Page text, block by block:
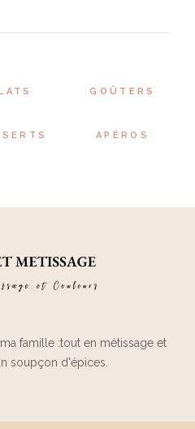
GOÛTERS
APÉROS
famille :tout en métissage et
soupçon d'épices.